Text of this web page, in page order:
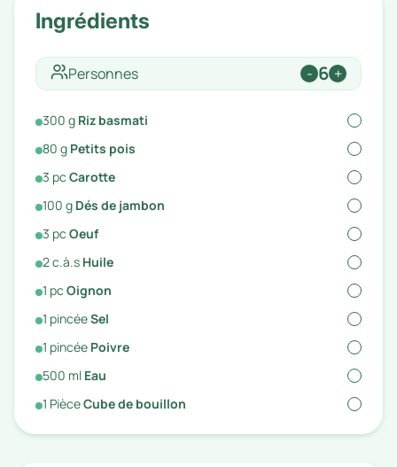
Ingrédients
Personnes - 6 +
300 g Riz basmati
80 g Petits pois
3 pc Carotte
100 g Dés de jambon
3 pc Oeuf
2c.à.s Huile
1 pc Oignon
1 pincéeSel
1 pincée Poivre
500 ml Eau
1 PièceCube de bouillon